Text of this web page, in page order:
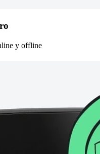
y offline